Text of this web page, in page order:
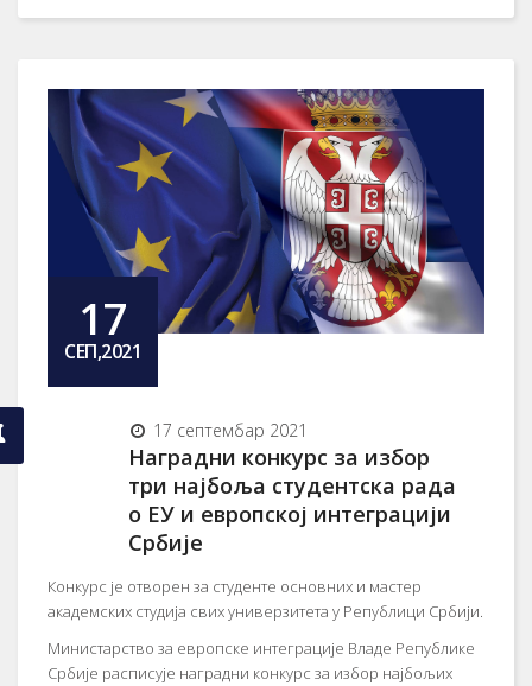
17
СЕП,2021
17 септембар 2021
Наградни конкурс за избор
три најбоља студентска рада
о ЕУ и европској интеграцији
Србије
Конкурс је отворен за студенте основних и мастер
академских студија свих универзитета у Републици Србији.
Министарство за европске интеграције Владе Републике
Србије расписује наградни конкурс за избор најбољих